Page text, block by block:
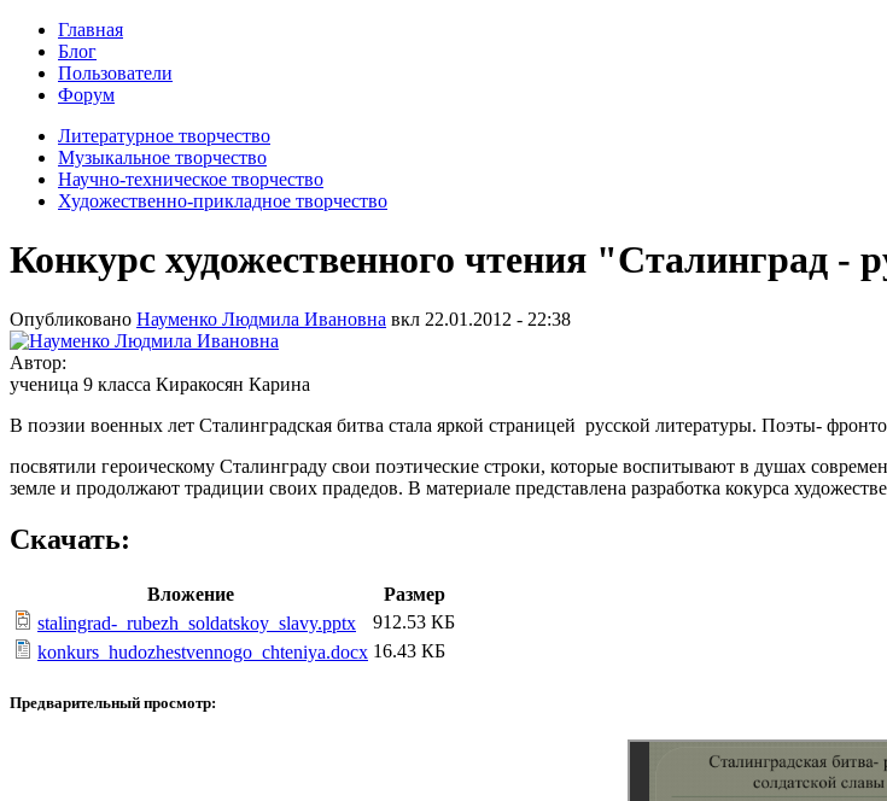
Главная
Блог
Пользователи
Форум
Литературное творчество
Музыкальное творчество
Научно-техническое творчество
Художественно-прикладное творчество
Конкурс художественного чтения "Сталинград -
Опубликовано Науменко Людмила Ивановна вкл 22.01.2012 - 22:38
Автор:
ученица 9 класса Киракосян Карина
В поэзии военных лет Сталинградская битва стала яркой страницей русской литературы. Поэты-
посвятили героическому Сталинграду свои поэтические строки, которые воспитывают в душах
земле и продолжают традиции своих прадедов. В материале представлена разработка кокурса
Скачать:
Вложение
Размер
stalingrad-_rubezh_soldatskoy_slavy.pptx
912.53 КБ
konkurs_hudozhestvennogo_chteniya.docx 16.43 КБ
Предварительный просмотр: